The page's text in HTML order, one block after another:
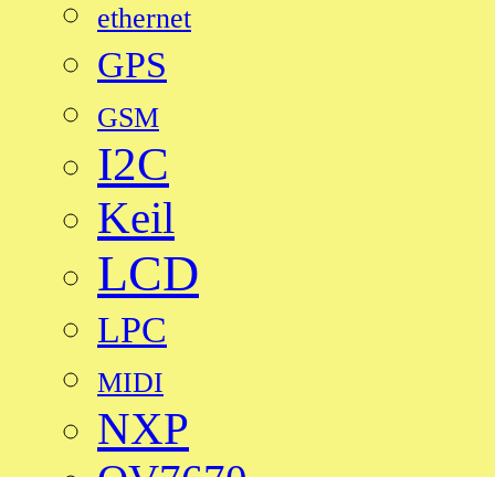
ethernet
GPS
GSM
I2C
Keil
LCD
LPC
MIDI
NXP